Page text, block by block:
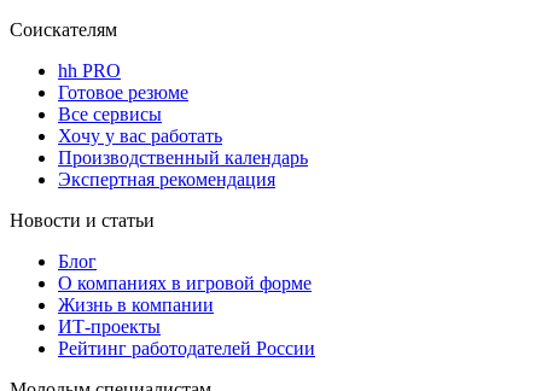
Соискателям
hh PRO
Готовое резюме
Все сервисы
Хочу у вас работать
Производственный календарь
Экспертная рекомендация
Новости и статьи
Блог
О компаниях в игровой форме
Жизнь в компании
ИТ-проекты
Рейтинг работодателей России